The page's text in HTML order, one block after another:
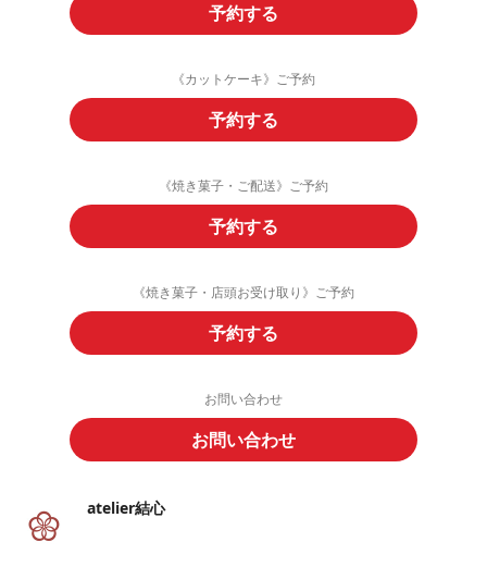
予約する
《カットケーキ》ご予約
予約する
《焼き菓子・ご配送》ご予約
予約する
《焼き菓子・店頭お受け取り》ご予約
予約する
お問い合わせ
お問い合わせ
atelier結心